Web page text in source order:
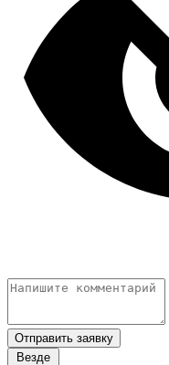
Отправить заявку
Везде